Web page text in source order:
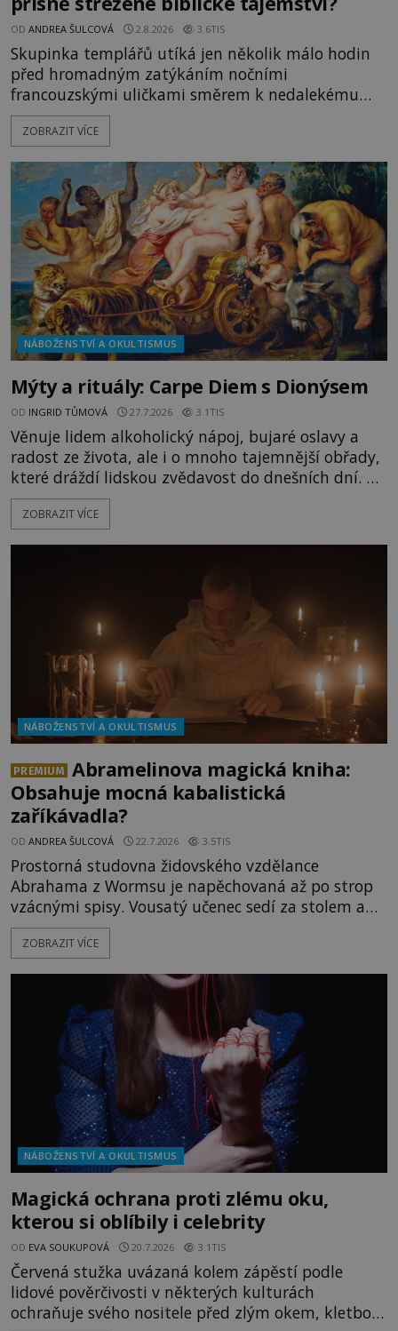
OD ANDREA ŠULCOVÁ 2.8.2026 3.6TIS
Skupinka templářů utíká jen několik málo hodin
před hromadným zatýkáním nočními
francouzskými uličkami směrem k nedalekému
přístavu. Jeden z nich má přes ramena ranec s
tajemným obsahem. Kapitán lodi už na ně čeká.
vyplouváme,“ sdělí jim. „Kam máme namířeno,
kapitáne?“ zeptá se ho jeden z templářů. „Do Sk
ZOBRAZIT VÍCE
NÁBOŽENSTVÍ A OKULTISMUS
Mýty a rituály: Carpe Diem s Dionýsem
OD INGRID TŮMOVÁ 27.7.2026 3.1TIS
Věnuje lidem alkoholický nápoj, bujaré oslavy a
radost ze života, ale i o mnoho tajemnější obřady,
které dráždí lidskou zvědavost do dnešních dní. Co
doopravdy představuje bůh, jemuž Římané říkají
Bakchus? Mytologický příběh řeckého boha
ZOBRAZIT VÍCE
NÁBOŽENSTVÍ A OKULTISMUS
PREMIUM
Abramelinova magická kniha:
Obsahuje mocná kabalistická
zaříkávadla?
OD ANDREA ŠULCOVÁ 22.7.2026 3.5TIS
Prostorná studovna židovského vzdělance
Abrahama z Wormsu je napěchovaná až po strop
vzácnými spisy. Vousatý učenec sedí za stolem a
před sebou má rozložený jeden z nejzáhadnějších
magických textů. Jde o Abramelinův grimoár, který
kouzla, jak si někteří myslí, nebo jde o pouhou
pověru? Už šest měsíců pobývá
ZOBRAZIT VÍCE
NÁBOŽENSTVÍ A OKULTISMUS
Magická ochrana proti zlému oku,
kterou si oblíbily i celebrity
OD EVA SOUKUPOVÁ 20.7.2026 3.1TIS
Červená stužka uvázaná kolem zápěstí podle
lidové pověrčivosti v některých kulturách
ochraňuje svého nositele před zlým okem, kletbou,